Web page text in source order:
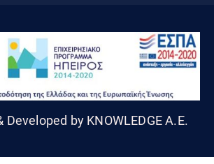
by KNOWLEDGE A.E.